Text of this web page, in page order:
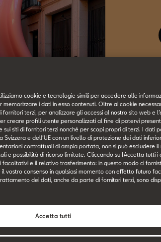
Si parte!
cookie e tecnologie simili per accedere alle
i dati in esso contenuti. Oltre ai cookie
terzi, per analizzare gli accessi al nostro sito web e
creare profili utente personalizzati al fine di potervi
sui siti di fornitori terzi nonché per scopi propri di terzi. I dati
e dell’UE con un livello di protezione dei dati
contrattuali di ampia portata, non si può escludere il
e possibilità di ricorso limitate. Cliccando su [Accetta tutti i
e il relativo trasferimento: in questo modo ci
vostro consenso in qualsiasi momento con effetto futuro
dei dati, anche da parte di fornitori terzi, sono
Accetta tutti